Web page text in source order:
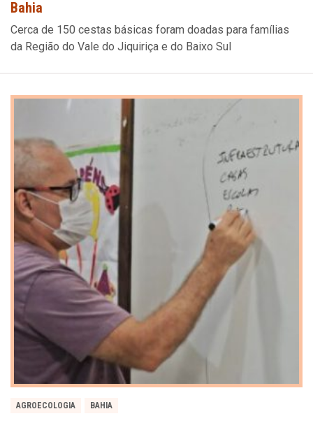
Bahia
Cerca de 150 cestas básicas foram doadas para famílias
da Região do Vale do Jiquiriça e do Baixo Sul
AGROECOLOGIA BAHIA